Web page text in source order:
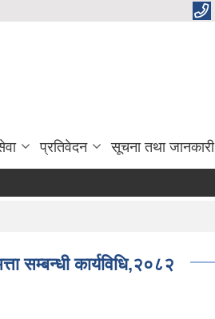
प्रतिवेदन सूचना तथा जानकारी
सम्बन्धी कार्यविधि,२०८२